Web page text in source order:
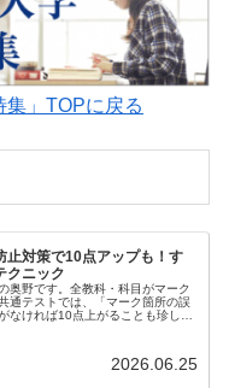
集」TOPに戻る
止対策で10点アップも！す
クニック
奥野です。全教科・科目がマーク
通テストでは、「マーク箇所の誤
なければ10点上がることも珍しく
2026.06.25